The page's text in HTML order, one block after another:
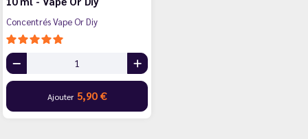
Concentrés Vape Or Diy
Ajouter 5,90 €